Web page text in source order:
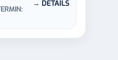
→ DETAILS